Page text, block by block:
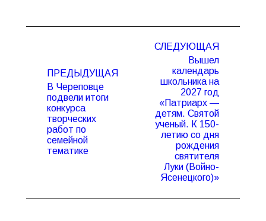
записям
ПРЕДЫДУЩАЯ
Предыдущая
запись:
В Череповце
подвели итоги
конкурса
творческих
работ по
семейной
тематике
СЛЕДУЮЩАЯ
Следующая
запись:
Вышел
календарь
школьника на
2027 год
«Патриарх —
детям. Святой
ученый. К 150-
летию со дня
рождения
святителя
Луки (Войно-
Ясенецкого)»